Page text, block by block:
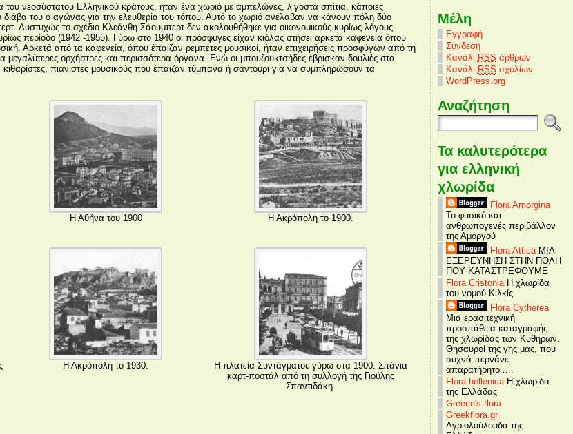
νεοσύστατου Ελληνικού κράτους, ήταν ένα χωριό με αμπελώνες, λιγοστά σπίτια, κάποιες
του ο αγώνας για την ελευθερία του τόπου. Αυτό το χωριό ανέλαβαν να κάνουν πόλη δύο
Δυστυχώς το σχέδιο Κλεάνθη-Σάουμπερτ δεν ακολουθήθηκε για οικονομικούς κυρίως λόγους.
περίοδο (1942 -1955). Γύρω στο 1940 οι πρόσφυγες είχαν κιόλας στήσει αρκετά καφενεία όπου
Αρκετά από τα καφενεία, όπου έπαιζαν ρεμπέτες μουσικοί, ήταν επιχειρήσεις προσφύγων από τη
μεγαλύτερες ορχήστρες και περισσότερα όργανα. Ενώ οι μπουζουκτσήδες έβρισκαν δουλιές στα
πιανίστες μουσικούς που έπαιζαν τύμπανα ή σαντούρι για να συμπληρώσουν τα
Η Αθήνα του 1900 Η Ακρόπολη το 1900.
Η Ακρόπολη το 1930.
Η πλατεία Συντάγματος γύρω στα 1900. Σπάνια
καρτ-ποστάλ από τη συλλογή της Γιούλης
Σπαντιδάκη.
ελληνική φύση "
Το πιο τέλειο blog με καλλιτεχνικές
φωτογραφίες απο την Ελληνική
Χλωρίδα:"Χλωριδικά πορτραίτα"
Ανταπόκριση απο Πολύδροσο
Θεσπρωτίας στους "
όχι μόνο στην
πολλά άλλα φυτά απο τις
περιπλανήσεις του giout στις
Διαδρομές
Χάρτες, τοπωνύμια και 500 είδη
φυτών απο την ιστορική περιοχή του
Πόρτο Ράφτη. Επισκεφτείτε την
χλωρίδα του Πόρτο Ράφτη
Μέλη
Εγγραφή
Σύνδεση
Κανάλι RSS άρθρων
Κανάλι RSS σχολίων
WordPress.org
Αναζήτηση
Τα καλυτερότερα
για ελληνική
χλωρίδα
Flora Amorgina
Το φυσικό και
ανθρωπογενές περιβάλλον
της Αμοργού
Flora AtticaΜΙΑ
ΕΞΕΡΕΥΝΗΣΗ ΣΤΗΝ ΠΟΛΗ
ΠΟΥ ΚΑΤΑΣΤΡΕΦΟΥΜΕ
Flora CristoniaΗ χλωρίδα
του νομού Κιλκίς
Flora Cytherea
Μια ερασιτεχνική
προσπάθεια καταγραφής
της χλωρίδας των Κυθήρων.
Θησαυροί της γης μας, που
συχνά περνάνε
απαρατήρητοι….
Flora hellenicaΗ χλωρίδα
της Ελλάδας
Greece's flora
Greekflora.gr
Αγριολούλουδα της